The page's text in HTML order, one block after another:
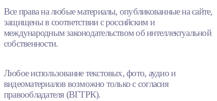
Все права на любые материалы, опубликованные на сайте,
защищены в соответствии с российским и
международным законодательством об интеллектуальной
собственности.
Любое использование текстовых, фото, аудио и
видеоматериалов возможно только с согласия
правообладателя (ВГТРК).